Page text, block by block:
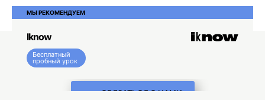
МЫ РЕКОМЕНДУЕМ
Iknow
Бесплатный
пробный урок
СВЯЗАТЬСЯ С НАМИ